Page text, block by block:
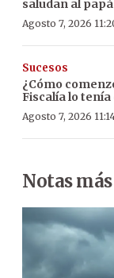
saludan al
Agosto 7, 2026
Sucesos
¿Cómo
Fiscalía lo tenía
Agosto 7, 2026
Notas